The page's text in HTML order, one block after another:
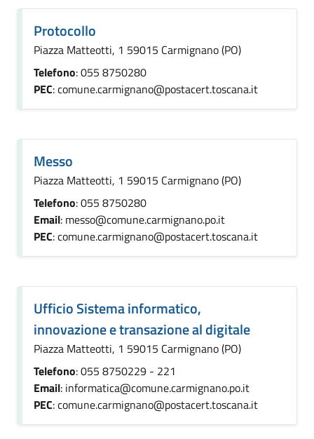
Protocollo
Piazza Matteotti, 1 59015 Carmignano (PO)
Telefono: 055 8750280
PEC: comune.carmignano@postacert.toscana.it
Messo
Piazza Matteotti, 1 59015 Carmignano (PO)
Telefono: 055 8750280
Email: messo@comune.carmignano.po.it
PEC: comune.carmignano@postacert.toscana.it
Ufficio Sistema informatico,
innovazione e transazione al digitale
Piazza Matteotti, 1 59015 Carmignano (PO)
Telefono: 055 8750229 - 221
Email: informatica@comune.carmignano.po.it
PEC: comune.carmignano@postacert.toscana.it